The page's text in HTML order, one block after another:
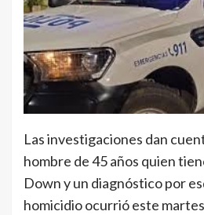
Las investigaciones dan
hombre de 45 años quien
Down y un diagnóstico por
homicidio ocurrió este